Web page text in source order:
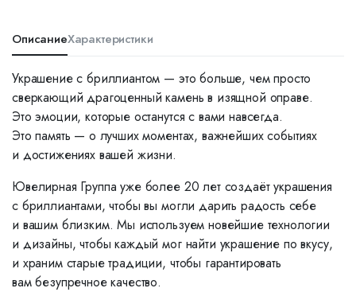
ОписаниеХарактеристики
Украшение с бриллиантом — это больше, чем просто
сверкающий драгоценный камень в изящной оправе.
Это эмоции, которые останутся с вами навсегда.
Это память — о лучших моментах, важнейших событиях
и достижениях вашей жизни.
Ювелирная Группа уже более 20 лет создаёт украшения
с бриллиантами, чтобы вы могли дарить радость себе
и вашим близким. Мы используем новейшие технологии
и дизайны, чтобы каждый мог найти украшение по вкусу,
и храним старые традиции, чтобы гарантировать
вам безупречное качество.